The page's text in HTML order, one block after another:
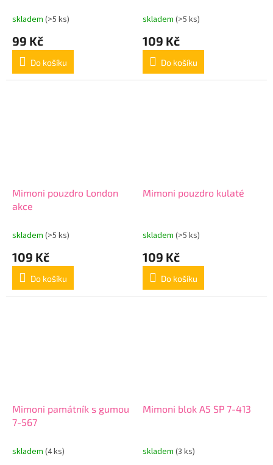
skladem (>5 ks)
99 Kč
Do košíku
skladem (>5 ks)
109 Kč
Do košíku
Mimoni pouzdro London
akce
skladem (>5 ks)
109 Kč
Do košíku
Mimoni pouzdro kulaté
skladem (>5 ks)
109 Kč
Do košíku
Mimoni památník s gumou
7-567
skladem (4 ks)
Mimoni blok A5 SP 7-413
skladem (3 ks)